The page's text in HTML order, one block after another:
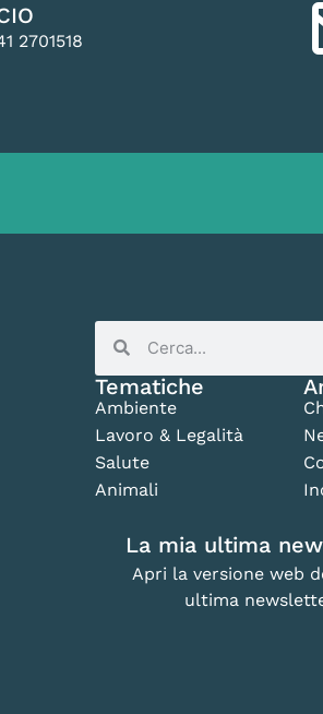
2701518
Tematiche
Ambiente
Lavoro & Legalità
Salute
Animali
La mia ultima
Apri la versione web
ultima